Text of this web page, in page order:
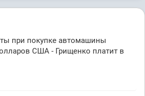
при покупке автомашины
США - Грищенко платит в